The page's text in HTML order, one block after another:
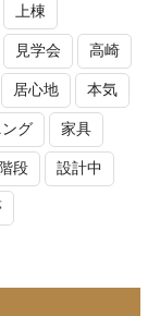
上棟
見学会 高崎
居心地 本気
グ 家具
階段 設計中